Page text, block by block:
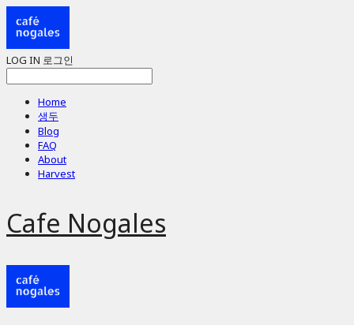
LOG IN 로그인
Home
생두
Blog
FAQ
About
Harvest
Cafe Nogales